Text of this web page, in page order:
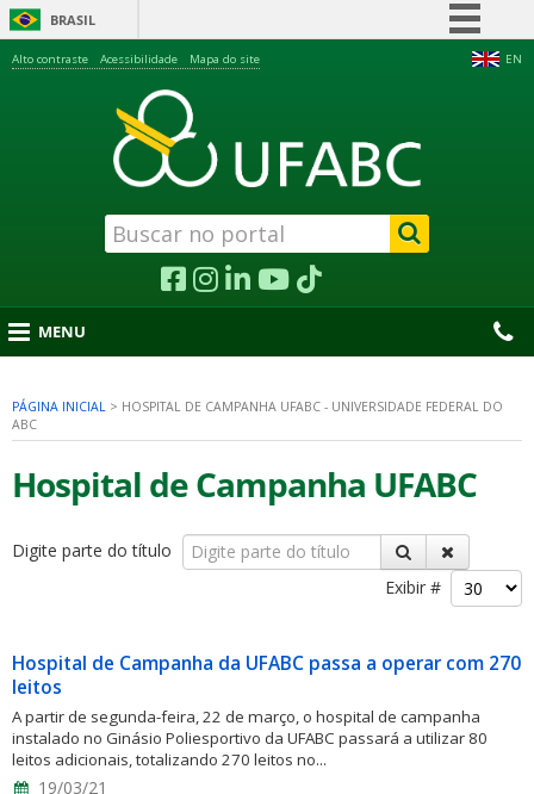
BRASIL
Acesso à informação
Legislação
Canais
EN
Alto contraste Acessibilidade Mapa do site
MENU
PÁGINA INICIAL > HOSPITAL DE CAMPANHA UFABC - UNIVERSIDADE FEDERAL DO
ABC
Hospital de Campanha UFABC
Digite parte do título
Exibir #
Hospital de Campanha da UFABC passa a operar com 270
leitos
A partir de segunda-feira, 22 de março, o hospital de campanha
instalado no Ginásio Poliesportivo da UFABC passará a utilizar 80
leitos adicionais, totalizando 270 leitos no...
19/03/21